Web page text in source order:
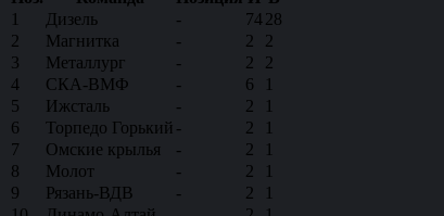
1
Дизель - 7428
2
Магнитка - 2
2
3
Металлург - 2
2
4
СКА-ВМФ - 6
1
5
Ижсталь - 2
1
6
Торпедо Горький - 2
1
7
Омские крылья - 2
1
8
Молот - 2
1
9
Рязань-ВДВ - 2
1